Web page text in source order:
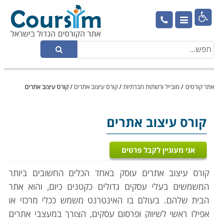

אתר קורסים / מובייל ורשתות חברתיות/קורס עיצוב אתרים /קורס עיצוב אתרים
קורס עיצוב אתרים
אני מעוניין לקבל פרטים
קורס עיצוב אתרים עוסק באחד הכלים החשובים ביותר
המשמשים בעלי עסקים גדולים כקטנים כיום, והוא אתר
הבית שלהם. בעולם בו האינטרנט משמש ככלי מרכזי או
אפילו ראשי לשיווק ופרסום עסקים, הצורך במעצבי אתרים